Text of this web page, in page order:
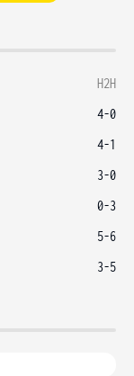
H2H
4-0
4-1
3-0
0-3
5-6
3-5